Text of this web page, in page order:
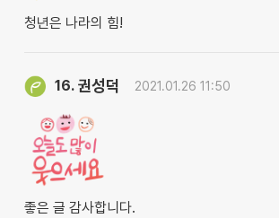
청년은 나라의 힘!
16. 권성덕 2021.01.26 11:50
좋은 글 감사합니다.